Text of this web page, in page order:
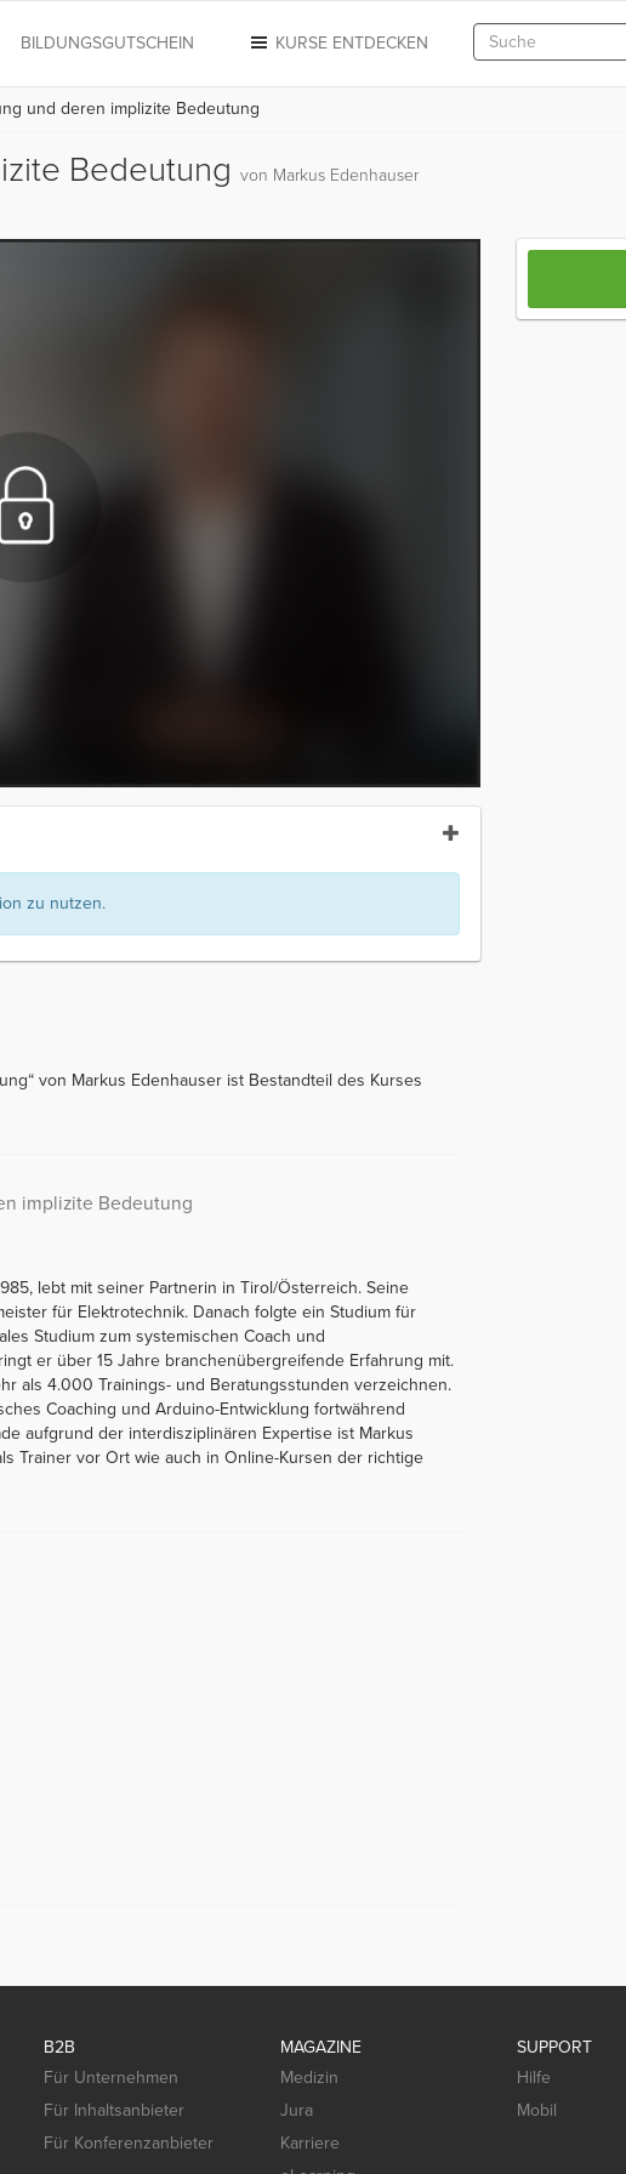
KURSE ENTDECKEN
BILDUNGSGUTSCHEIN
und deren implizite Bedeutung
Bedeutung von Markus Edenhauser
zu nutzen.
von Markus Edenhauser ist Bestandteil des Kurses
implizite Bedeutung
lebt mit seiner Partnerin in Tirol/Österreich. Seine
für Elektrotechnik. Danach folgte ein Studium für
Studium zum systemischen Coach und
er über 15 Jahre branchenübergreifende Erfahrung mit.
als 4.000 Trainings- und Beratungsstunden verzeichnen.
Coaching und Arduino-Entwicklung fortwährend
aufgrund der interdisziplinären Expertise ist Markus
Trainer vor Ort wie auch in Online-Kursen der richtige
B2B
Für Unternehmen
Für Inhaltsanbieter
Für Konferenzanbieter
MAGAZINE
Medizin
Jura
Karriere
SUPPORT
Hilfe
Mobil